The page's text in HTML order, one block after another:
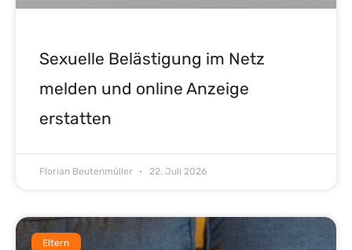
Sexuelle Belästigung im Netz
melden und online Anzeige
erstatten
Florian Beutenmüller 22. Juli 2026
Eltern